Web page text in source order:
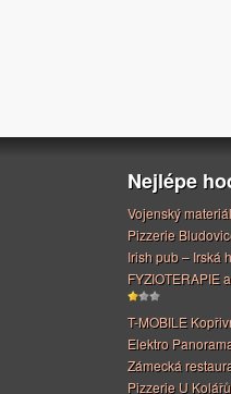
Nejlépe
Vojenský
Pizzerie
Irish pub – Irská
FYZIOTERAPIE
T-MOBILE
Elektro
Zámecká
Pizzerie U Kolářů